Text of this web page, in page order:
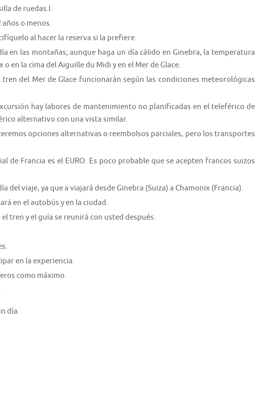
de ruedas.l
o menos.
al hacer la reserva si la prefiere.
en las montañas; aunque haga un día cálido en Ginebra, la temperatura
en la cima del Aiguille du Midi y en el Mer de Glace.
del Mer de Glace funcionarán según las condiciones meteorológicas
hay labores de mantenimiento no planificadas en el teleférico de
alternativo con una vista similar.
opciones alternativas o reembolsos parciales, pero los transportes
de Francia es el EURO. Es poco probable que se acepten francos suizos
del viaje, ya que a viajará desde Ginebra (Suiza) a Chamonix (Francia).
en el autobús y en la ciudad.
tren y el guía se reunirá con usted después.
en la experiencia.
como máximo.
día.